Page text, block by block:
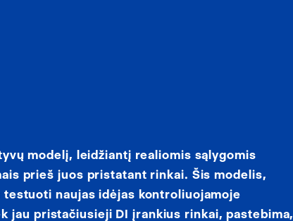
modelį, leidžiantį realiomis sąlygomis
prieš juos pristatant rinkai. Šis modelis,
naujas idėjas kontroliuojamoje
jau pristačiusieji DI įrankius rinkai, pastebima,